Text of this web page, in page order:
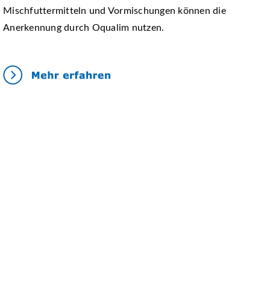
Mischfuttermitteln und Vormischungen können die
Anerkennung durch Oqualim nutzen.